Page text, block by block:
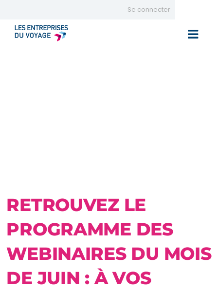
Se connecter
RETROUVEZ LE
PROGRAMME DES
WEBINAIRES DU MOIS
DE JUIN : À VOS